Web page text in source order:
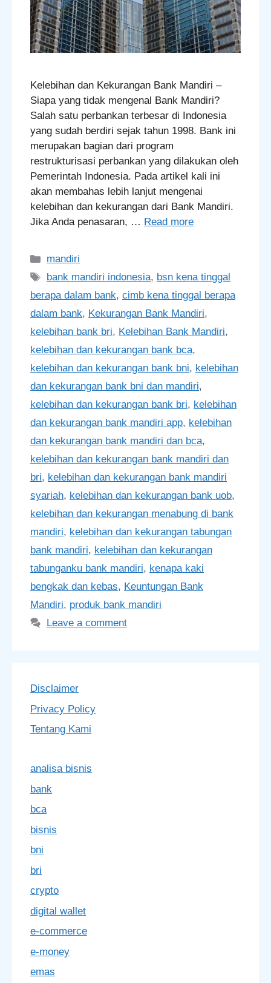
Kelebihan dan Kekurangan Bank Mandiri –
Siapa yang tidak mengenal Bank Mandiri?
Salah satu perbankan terbesar di Indonesia
yang sudah berdiri sejak tahun 1998. Bank ini
merupakan bagian dari program
restrukturisasi perbankan yang dilakukan oleh
Pemerintah Indonesia. Pada artikel kali ini
akan membahas lebih lanjut mengenai
kelebihan dan kekurangan dari Bank Mandiri.
Jika Anda penasaran, … Read more
Categories
mandiri
Tags
bank mandiri indonesia, bsn kena tinggal
berapa dalam bank, cimb kena tinggal berapa
dalam bank, Kekurangan Bank Mandiri,
kelebihan bank bri, Kelebihan Bank Mandiri,
kelebihan dan kekurangan bank bca,
kelebihan dan kekurangan bank bni, kelebihan
dan kekurangan bank bni dan mandiri,
kelebihan dan kekurangan bank bri, kelebihan
dan kekurangan bank mandiri app, kelebihan
dan kekurangan bank mandiri dan bca,
kelebihan dan kekurangan bank mandiri dan
bri, kelebihan dan kekurangan bank mandiri
syariah, kelebihan dan kekurangan bank uob,
kelebihan dan kekurangan menabung di bank
mandiri, kelebihan dan kekurangan tabungan
bank mandiri, kelebihan dan kekurangan
tabunganku bank mandiri, kenapa kaki
bengkak dan kebas, Keuntungan Bank
Mandiri, produk bank mandiri
Leave a comment
Disclaimer
Privacy Policy
Tentang Kami
analisa bisnis
bank
bca
bisnis
bni
bri
crypto
digital wallet
e-commerce
e-money
emas